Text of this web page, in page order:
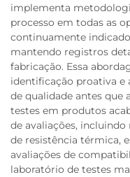
implementa
processo em todas as
continuamente
mantendo registros
fabricação. Essa
identificação proativa e
de qualidade antes que
testes em produtos
de avaliações,
de resistência térmica,
avaliações de
laboratório de testes